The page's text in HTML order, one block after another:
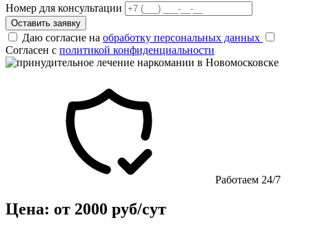
Номер для консультации
Оставить заявку
Даю согласие на обработку персональных данных
Согласен с политикой конфиденциальности
Работаем 24/7
Цена: от 2000 руб/сут